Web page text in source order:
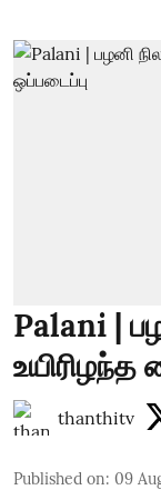
Palani |
உயிரிழந்த
thanthitv
Published on: 09